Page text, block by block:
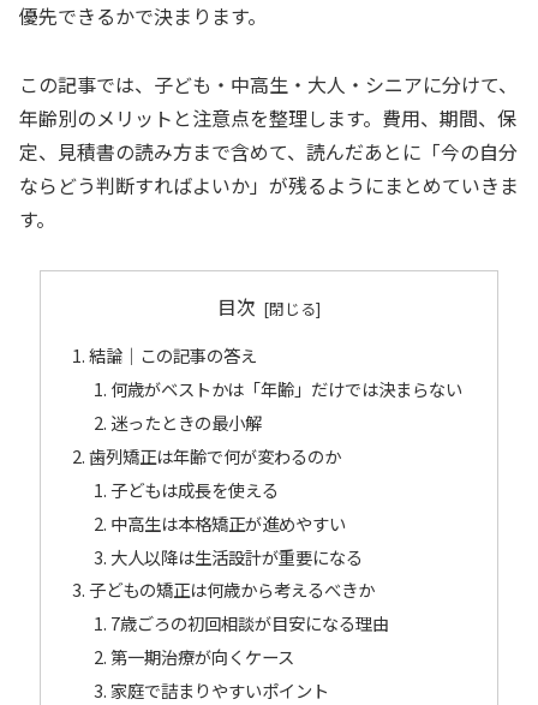
優先できるかで決まります。
この記事では、子ども・中高生・大人・シニアに分けて、
年齢別のメリットと注意点を整理します。費用、期間、保
定、見積書の読み方まで含めて、読んだあとに「今の自分
ならどう判断すればよいか」が残るようにまとめていきま
す。
目次
結論｜この記事の答え
何歳がベストかは「年齢」だけでは決まらない
迷ったときの最小解
歯列矯正は年齢で何が変わるのか
子どもは成長を使える
中高生は本格矯正が進めやすい
大人以降は生活設計が重要になる
子どもの矯正は何歳から考えるべきか
7歳ごろの初回相談が目安になる理由
第一期治療が向くケース
家庭で詰まりやすいポイント